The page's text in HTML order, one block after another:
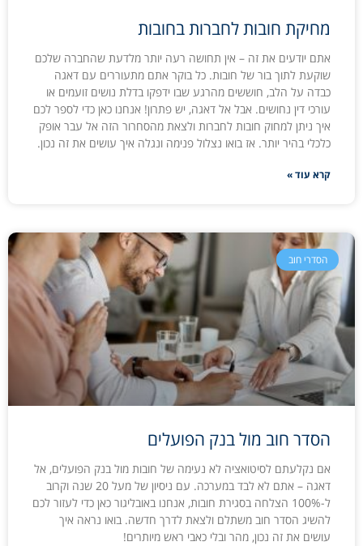
מחיקת חובות לחברות בחובות
אתם יודעים את זה – אין תחושה רעה יותר מלדעת שהחברה שלכם
שוקעת לתוך בור של חובות. כל בוקר אתם מתעוררים עם דאגה
כבדה על הלב, חוששים מהרגע שבו ידפקו בדלת נושים זועמים או
עורכי דין נחושים. אבל אל דאגה, יש פתרון! אנחנו כאן כדי לספר לכם
איך ניתן למחוק חובות לחברות ולצאת מהסחרור הזה אל עבר אופק
כלכלי בהיר יותר. אז בואו נצלול פנימה ונגלה איך עושים את זה נכון.
קרא עוד »
הסדרי חוב
הסדר חוב מול בנק הפועלים
אם נקלעתם לסיטואציה לא נעימה של חובות מול בנק הפועלים, אל
דאגה – אתם לא לבד במערכה. עם ניסיון של מעל 20 שנה וקרוב
ל-100% הצלחה בסגירת חובות, אנחנו באובליגור כאן כדי לעזור לכם
להשיג הסדר חוב משתלם ולצאת לדרך חדשה. בואו נראה איך
עושים את זה נכון, מהר ובלי כאבי ראש מיותרים!